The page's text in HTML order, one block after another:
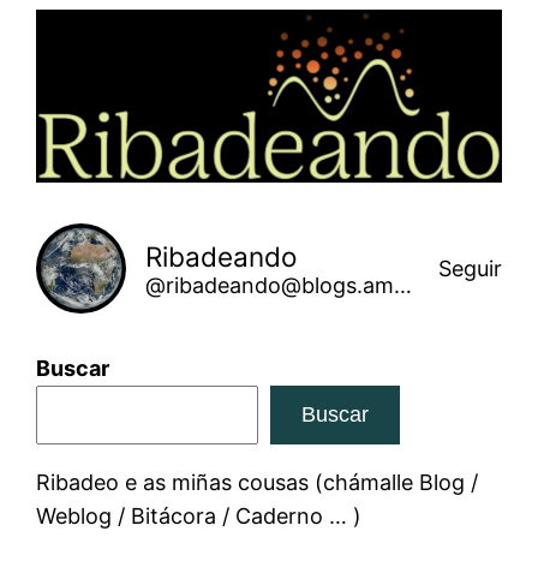
Ribadeando
@ribadeando@blogs.amarinha.gal
Seguir
Buscar
Buscar
Ribadeo e as miñas cousas (chámalle Blog /
Weblog / Bitácora / Caderno … )